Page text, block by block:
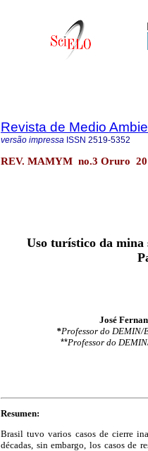
Revista de Medio
versão impressa ISSN 2519-5352
REV. MAMYM no.3 Oruro
Uso turístico da
José
*Professor do DEMIN/
**Professor do
Resumen:
Brasil tuvo varios casos de cierre
décadas, sin embargo, los casos de